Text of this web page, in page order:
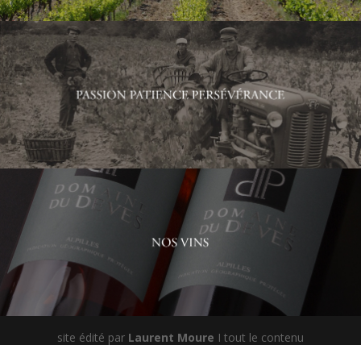
site édité par Laurent Moure I tout le contenu